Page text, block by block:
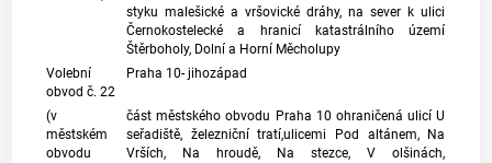
styku malešické a vršovické dráhy, na sever k ulici
Černokostelecké a hranicí
katastrálního území
Štěrboholy, Dolní a Horní Měcholupy
Volební
obvod č. 22
Praha 10- jihozápad
(v
městském
obvodu
část městského obvodu Praha 10 ohraničená ulicí U
seřadiště, železniční tratí,ulicemi Pod altánem, Na
Vrších, Na hroudě, Na stezce, V olšinách,